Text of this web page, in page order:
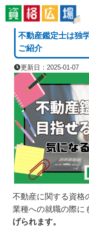
資格広場≫ 企業・経営・不動産
[PR]
不動産鑑定士は独
ご紹介
更新日：2025-01-07
不動産に関する資格
業種への就職の際に
げられます。